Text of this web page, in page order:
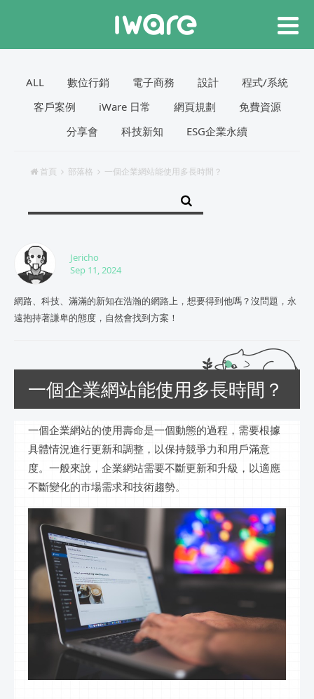
ALL 數位行銷 電子商務 設計
程式/系統
客戶案例
iWare 日常 網頁規劃
免費資源
分享會
科技新知 ESG企業永續
首頁 部落格 一個企業網站能使用多長時間？
Jericho
Sep 11, 2024
網路、科技、滿滿的新知在浩瀚的網路上，想要得到他嗎？沒問題，永
遠抱持著謙卑的態度，自然會找到方案！
一個企業網站能使用多長時間？
一個企業網站的使用壽命是一個動態的過程，需要根據
具體情況進行更新和調整，以保持競爭力和用戶滿意
度。一般來說，企業網站需要不斷更新和升級，以適應
不斷變化的市場需求和技術趨勢。